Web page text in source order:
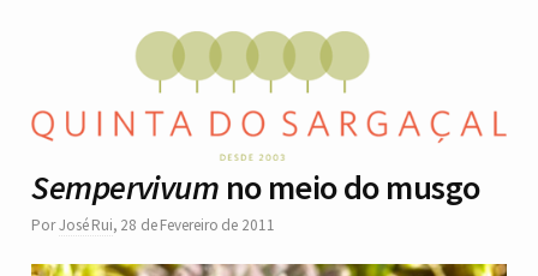
Sempervivum no meio do musgo
PorJosé Rui, 28 de Fevereiro de 2011